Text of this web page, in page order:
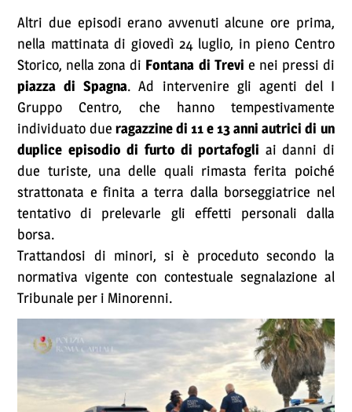
Altri due episodi erano avvenuti alcune ore prima,
nella mattinata di giovedì 24 luglio, in pieno Centro
Storico, nella zona di Fontana di Trevi e nei pressi di
piazza di Spagna. Ad intervenire gli agenti del I
Gruppo Centro, che hanno tempestivamente
individuato due ragazzine di 11 e 13 anni autrici di un
duplice episodio di furto di portafogli ai danni di
due turiste, una delle quali rimasta ferita poiché
strattonata e finita a terra dalla borseggiatrice nel
tentativo di prelevarle gli effetti personali dalla
borsa.
Trattandosi di minori, si è proceduto secondo la
normativa vigente con contestuale segnalazione al
Tribunale per i Minorenni.